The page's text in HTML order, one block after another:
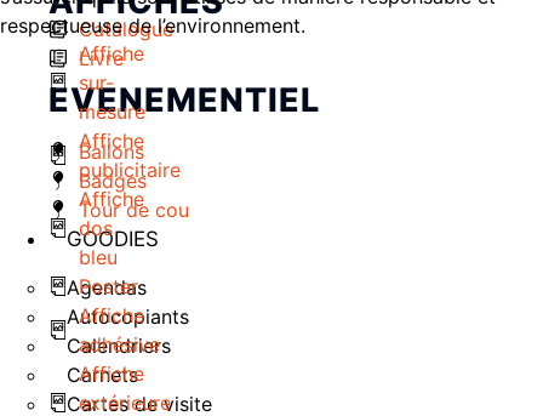
Catalogue
Livre
EVENEMENTIEL
Ballons
Badges
Tour de cou
GOODIES
Agendas
Autocopiants
Calendriers
Carnets
Cartes de visite
Affiche
sur-
mesure
Affiche
publicitaire
Affiche
dos
bleu
Poster
Affiche
adhésive
Affiche
extérieure
respectueuse de l’environnement.